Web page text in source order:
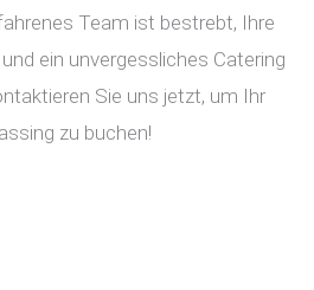
Team ist bestrebt, Ihre
ein unvergessliches Catering
Sie uns jetzt, um Ihr
zu buchen!